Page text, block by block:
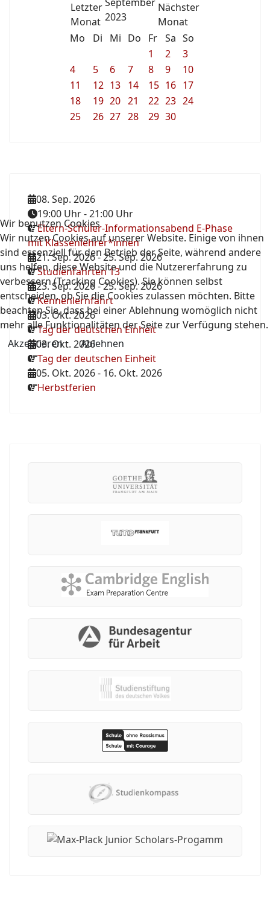
2023
Mo
Di Mi Do Fr Sa So
1
2
3
4
5 6 7 8 9
10
11
12 13 14 15 16 17
18
19 20 21 22 23 24
25
26 27 28 29 30
08. Sep. 2026
19:00 Uhr-21:00 Uhr
Eltern-Schüler-Informationsabend E-Phase
mit Klassenlehrer*innen
21. Sep. 2026-25. Sep. 2026
Studienfahrten 13
23. Sep. 2026-25. Sep. 2026
Kennenlernfahrt
03. Okt. 2026
Tag der deutschen Einheit
03. Okt. 2026
Tag der deutschen Einheit
05. Okt. 2026- 16. Okt. 2026
Herbstferien
Wir benutzen Cookies
Wir nutzen Cookies auf unserer Website. Einige von ihnen
sind essenziell für den Betrieb der Seite, während andere
uns helfen, diese Website und die Nutzererfahrung zu
verbessern (Tracking Cookies). Sie können selbst
entscheiden, ob Sie die Cookies zulassen möchten. Bitte
beachten Sie, dass bei einer Ablehnung womöglich nicht
mehr alle Funktionalitäten der Seite zur Verfügung stehen.
Akzeptieren
Ablehnen